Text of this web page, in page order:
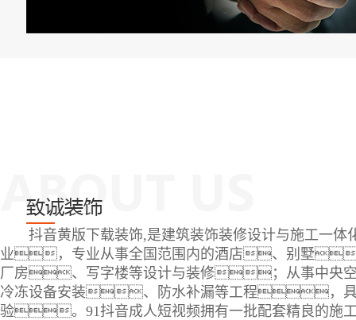
抖音黄版下载装饰,是建筑装饰装修设计与施工一体
业，专业从事全国范围内的酒店、别墅
厂房、写字楼等设计与装修；从事中央
冷冻设备安装、防水补漏等工程，具
验。91抖音成人短视频拥有一批配套精良的施